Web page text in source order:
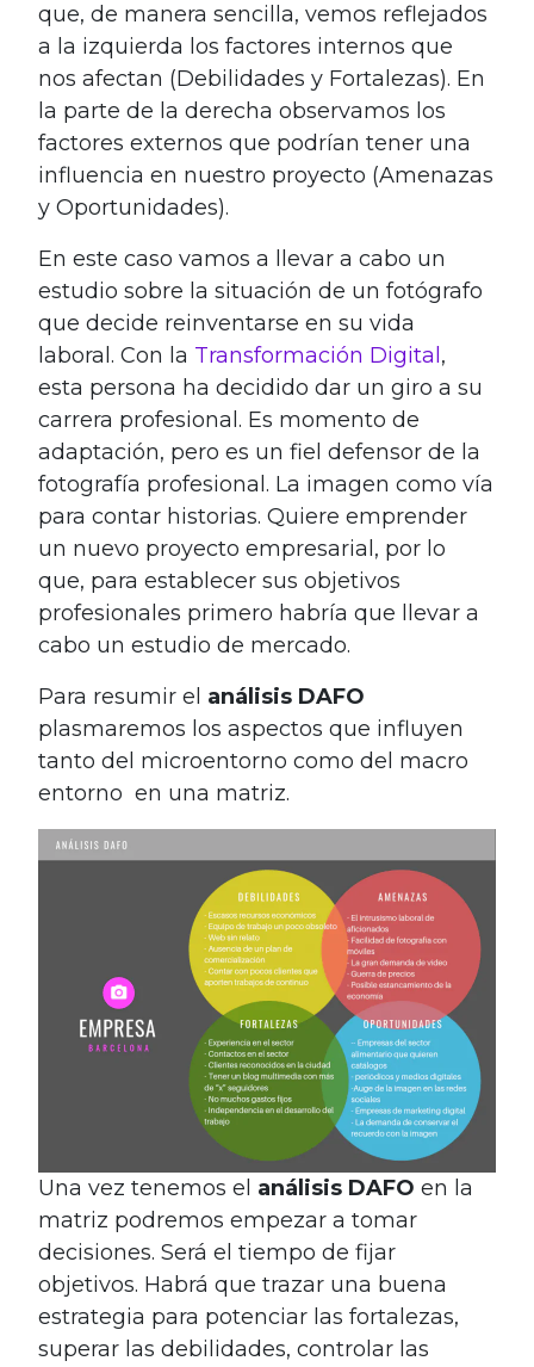
que, de manera sencilla, vemos reflejados
a la izquierda los factores internos que
nos afectan (Debilidades y Fortalezas). En
la parte de la derecha observamos los
factores externos que podrían tener una
influencia en nuestro proyecto (Amenazas
y Oportunidades).
En este caso vamos a llevar a cabo un
estudio sobre la situación de un fotógrafo
que decide reinventarse en su vida
laboral. Con la Transformación Digital ,
esta persona ha decidido dar un giro a su
carrera profesional. Es momento de
adaptación, pero es un fiel defensor de la
fotografía profesional. La imagen como vía
para contar historias. Quiere emprender
un nuevo proyecto empresarial, por lo
que, para establecer sus objetivos
profesionales primero habría que llevar a
cabo un estudio de mercado.
Para resumir el análisis DAFO
plasmaremos los aspectos que influyen
tanto del microentorno como del macro
entorno en una matriz.
Una vez tenemos el análisis DAFO en la
matriz podremos empezar a tomar
decisiones. Será el tiempo de fijar
objetivos. Habrá que trazar una buena
estrategia para potenciar las fortalezas,
superar las debilidades, controlar las